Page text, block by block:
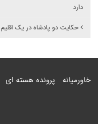
دارد
حکایت دو پادشاه در یک اقلیم
خاورمیانه پرونده هسته ای